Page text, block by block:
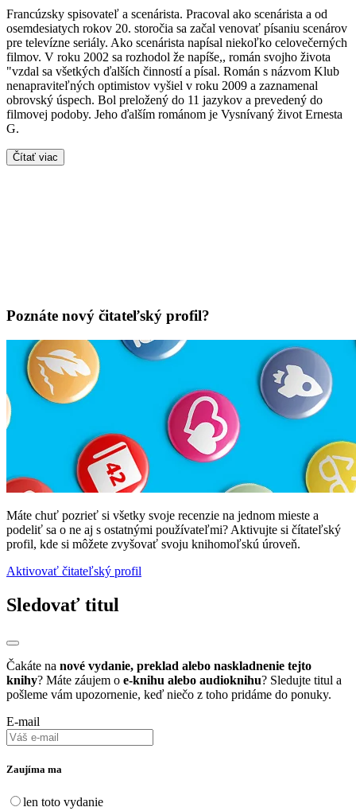
Francúzsky spisovateľ a scenárista. Pracoval ako scenárista a od
osemdesiatych rokov 20. storočia sa začal venovať písaniu scenárov
pre televízne seriály. Ako scenárista napísal niekoľko celovečerných
filmov. V roku 2002 sa rozhodol že napíše,, román svojho života
"vzdal sa všetkých ďalších činností a písal. Román s názvom Klub
nenapraviteľných optimistov vyšiel v roku 2009 a zaznamenal
obrovský úspech. Bol preložený do 11 jazykov a prevedený do
filmovej podoby. Jeho ďalším románom je Vysnívaný život Ernesta
G.
Čítať viac
Poznáte nový čitateľský profil?
Máte chuť pozrieť si všetky svoje recenzie na jednom mieste a
podeliť sa o ne aj s ostatnými používateľmi? Aktivujte si čítateľský
profil, kde si môžete zvyšovať svoju knihomoľskú úroveň.
Aktivovať čitateľský profil
Sledovať titul
Čakáte na nové vydanie, preklad alebo naskladnenie tejto
knihy? Máte záujem o e-knihu alebo audioknihu? Sledujte titul a
pošleme vám upozornenie, keď niečo z toho pridáme do ponuky.
E-mail
Zaujíma ma
len toto vydanie